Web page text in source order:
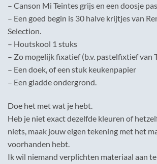
– Canson Mi Teintes grijs en een doosje
– Een goed begin is 30 halve krijtjes van
Selection.
– Houtskool 1 stuks
– Zo mogelijk fixatief (b.v. pastelfixtief van
– Een doek, of een stuk keukenpapier
– Een gladde ondergrond.
Doe het met wat je hebt.
Heb je niet exact dezelfde kleuren of
niets, maak jouw eigen tekening met het
voorhanden hebt.
Ik wil niemand verplichten materiaal aan